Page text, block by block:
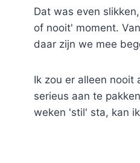
Dat was even
of nooit' moment.
daar zijn we mee
Ik zou er alleen
serieus aan te
weken 'stil' sta, kan